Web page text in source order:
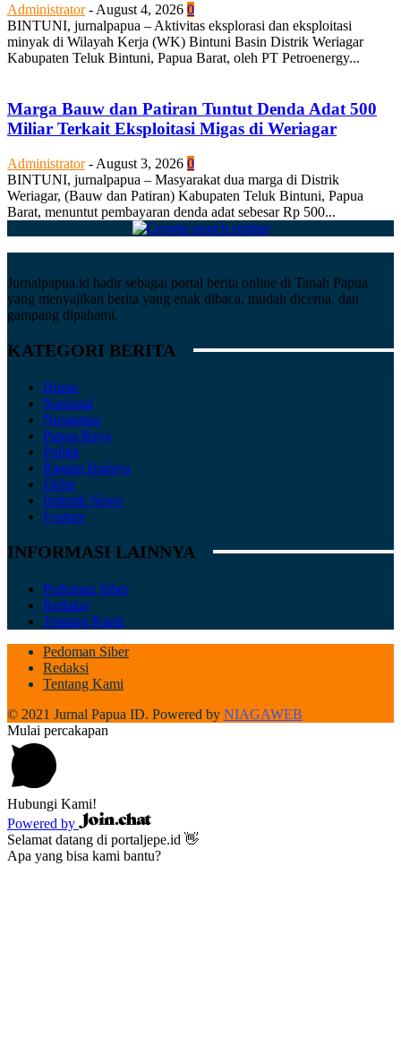
Administrator - August 4, 2026 0
BINTUNI, jurnalpapua – Aktivitas eksplorasi dan eksploitasi
minyak di Wilayah Kerja (WK) Bintuni Basin Distrik Weriagar
Kabupaten Teluk Bintuni, Papua Barat, oleh PT Petroenergy...
Marga Bauw dan Patiran Tuntut Denda Adat 500
Miliar Terkait Eksploitasi Migas di Weriagar
Administrator - August 3, 2026 0
BINTUNI, jurnalpapua – Masyarakat dua marga di Distrik
Weriagar, (Bauw dan Patiran) Kabupaten Teluk Bintuni, Papua
Barat, menuntut pembayaran denda adat sebesar Rp 500...
Jurnalpapua.id hadir sebagai portal berita online di Tanah Papua
yang menyajikan berita yang enak dibaca, mudah dicerna, dan
gampang dipahami.
KATEGORI BERITA
Home
Nasional
Nusantara
Papua Raya
Politik
Ragam Budaya
Ekbis
Indepth News
Feature
INFORMASI LAINNYA
Pedoman Siber
Redaksi
Tentang Kami
Pedoman Siber
Redaksi
Tentang Kami
© 2021 Jurnal Papua ID. Powered by NIAGAWEB
Mulai percakapan
Hubungi Kami!
Powered by
Selamat datang di portaljepe.id 👋
Apa yang bisa kami bantu?